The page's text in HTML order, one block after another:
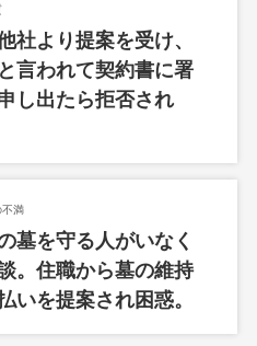
社より提案を受け、
言われて契約書に署
し出たら拒否され
不満
墓を守る人がいなく
。住職から墓の維持
いを提案され困惑。